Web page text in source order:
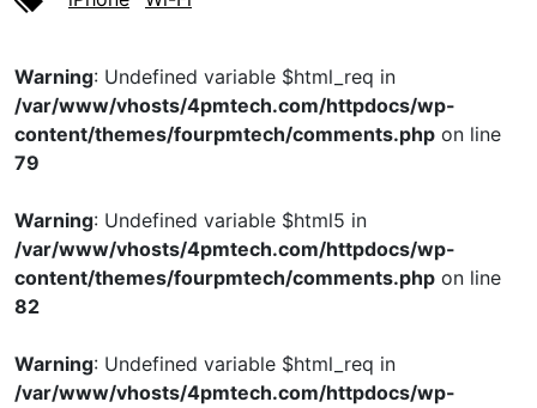
Warning: Undefined variable $html_req in
/var/www/vhosts/4pmtech.com/httpdocs/wp-
content/themes/fourpmtech/comments.php on line
79
Warning: Undefined variable $html5 in
/var/www/vhosts/4pmtech.com/httpdocs/wp-
content/themes/fourpmtech/comments.php on line
82
Warning: Undefined variable $html_req in
/var/www/vhosts/4pmtech.com/httpdocs/wp-